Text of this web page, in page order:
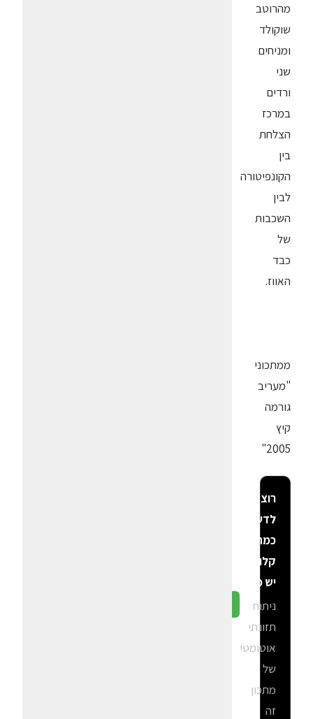
מהרוטב
שוקולד
ומניחים
שני
ורדים
במרכז
הצלחת
בין
הקונפיטורה
לבין
השכבות
של
כבד
האווז.
ממתכוני
"מעריב
גורמה
קיץ
2005"
רוצה
לדעת
כמה
קלוריות
יש פה?
ניתוח
תזונתי
אוטומטי
של
מתכון
זה